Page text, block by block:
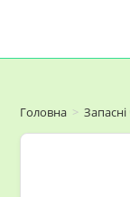
Головна >